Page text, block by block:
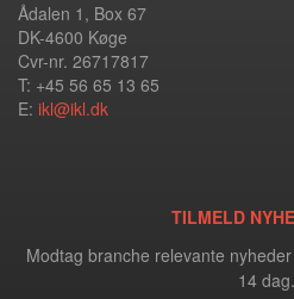
Ådalen 1, Box 67
DK-4600 Køge
Cvr-nr. 26717817
T: +45 56 65 13 65
E: ikl@ikl.dk
TILMELD
Modtag branche relevante
14 dag.